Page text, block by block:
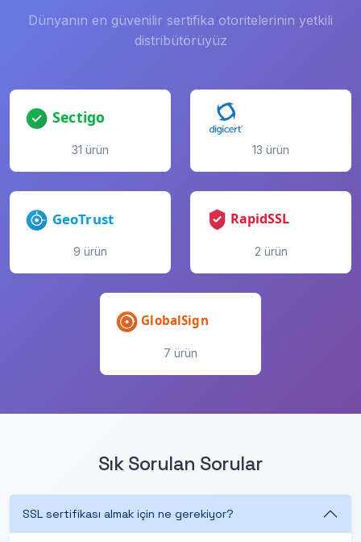
Dünyanın en güvenilir sertifika otoritelerinin yetkili
distribütörüyüz
31 ürün 13 ürün
9 ürün 2 ürün
7 ürün
Sık Sorulan Sorular
SSL sertifikası almak için ne gerekiyor?